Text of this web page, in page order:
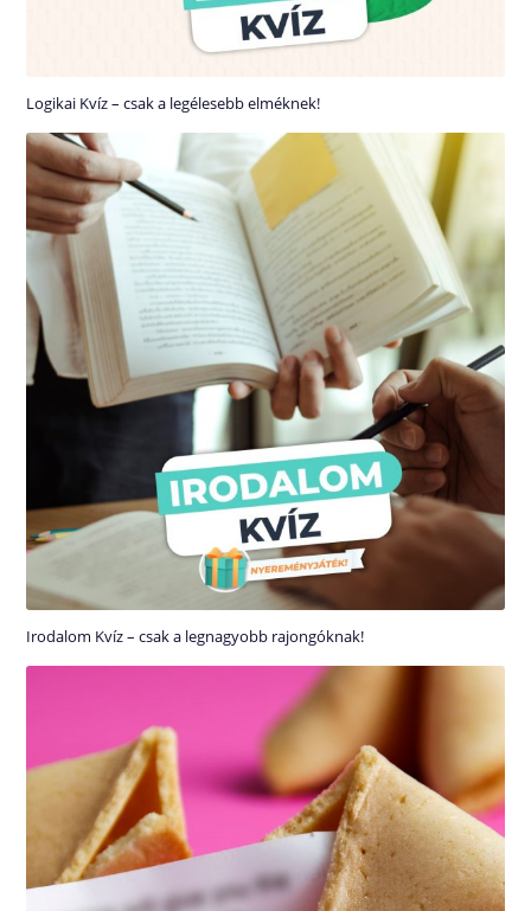
Logikai Kvíz – csak a legélesebb elméknek!
Irodalom Kvíz – csak a legnagyobb rajongóknak!